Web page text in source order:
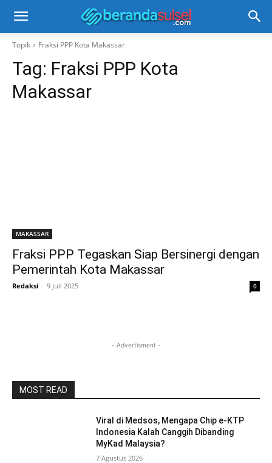
Topik Fraksi PPP Kota Makassar
Tag: Fraksi PPP Kota
Makassar
MAKASSAR
Fraksi PPP Tegaskan Siap Bersinergi dengan
Pemerintah Kota Makassar
Redaksi - 9 Juli 2025 0
- Advertisment -
MOST READ
Viral di Medsos, Mengapa Chip e-KTP
Indonesia Kalah Canggih Dibanding
MyKad Malaysia?
7 Agustus 2026